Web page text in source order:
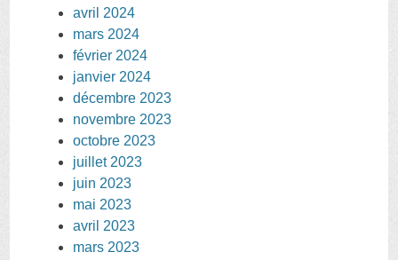
avril 2024
mars 2024
février 2024
janvier 2024
décembre 2023
novembre 2023
octobre 2023
juillet 2023
juin 2023
mai 2023
avril 2023
mars 2023